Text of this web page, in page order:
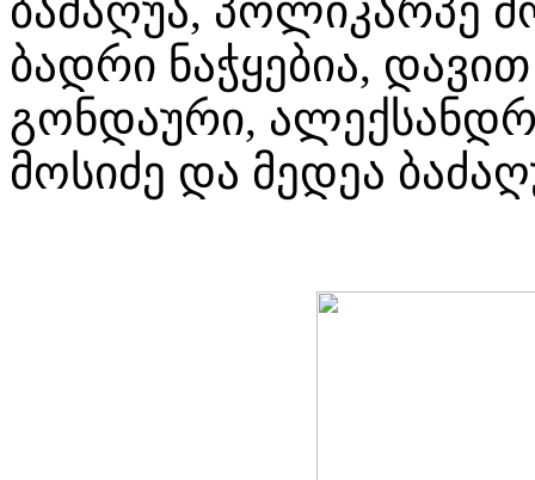
ბაძაღუა, პოლიკარპე
ბადრი ნაჭყებია,
გონდაური,
მოსიძე და მედეა